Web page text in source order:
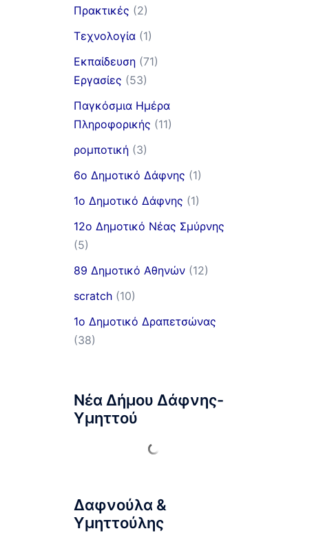
Πρακτικές (2)
Τεχνολογία(1)
Εκπαίδευση(71)
Εργασίες (53)
Παγκόσμια Ημέρα
Πληροφορικής (11)
ρομποτική(3)
6ο Δημοτικό Δάφνης (1)
1ο Δημοτικό Δάφνης (1)
12ο Δημοτικό Νέας Σμύρνης
(5)
89 Δημοτικό Αθηνών(12)
scratch(10)
1ο Δημοτικό Δραπετσώνας
(38)
Νέα Δήμου Δάφνης-
Υμηττού
Δαφνούλα &
Υμηττούλης